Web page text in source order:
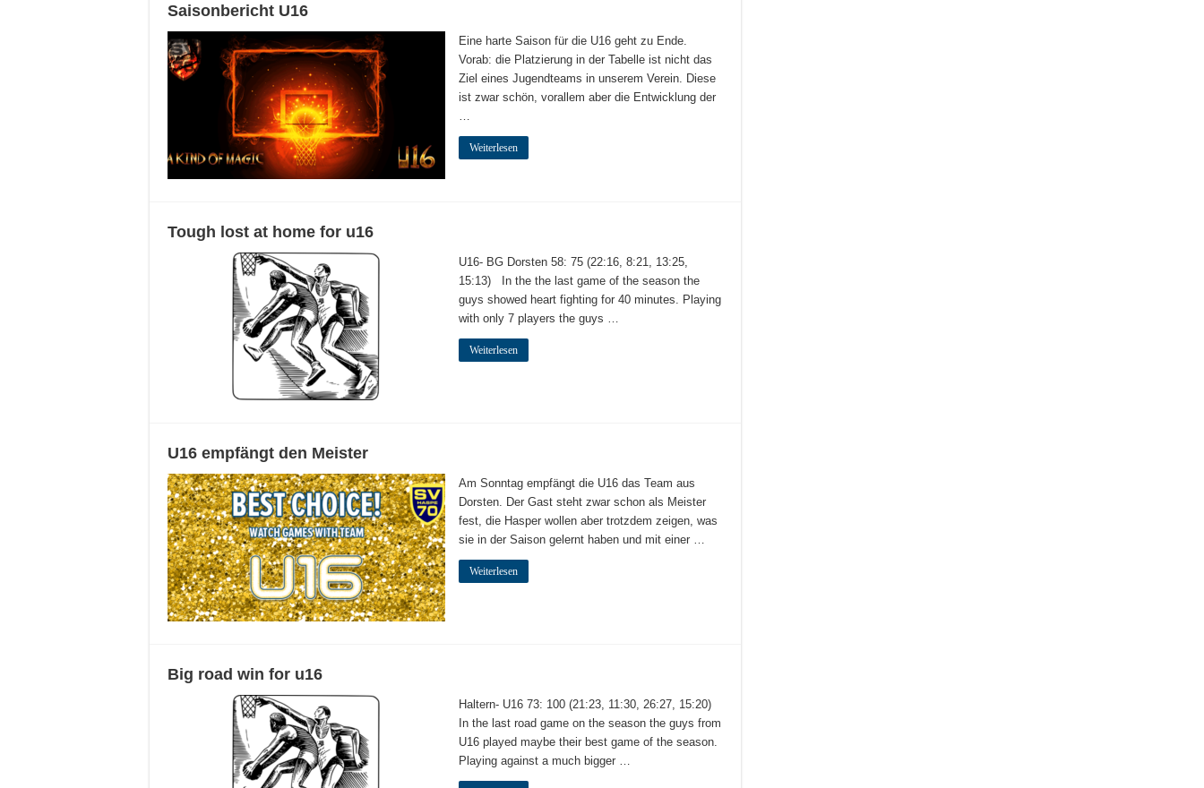
Saisonbericht U16
Eine harte Saison für die U16 geht zu Ende.
Vorab: die Platzierung in der Tabelle ist nicht das
Ziel eines Jugendteams in unserem Verein. Diese
ist zwar schön, vorallem aber die Entwicklung der
Weiterlesen
Tough lost at home for u16
U16- BG Dorsten 58: 75 (22:16, 8:21, 13:25,
15:13) In the the last game of the season the
guys showed heart fighting for 40 minutes. Playing
with only 7 players the guys …
Weiterlesen
U16 empfängt den Meister
Am Sonntag empfängt die U16 das Team aus
Dorsten. Der Gast steht zwar schon als Meister
fest, die Hasper wollen aber trotzdem zeigen, was
sie in der Saison gelernt haben und mit einer …
Weiterlesen
Big road win for u16
Haltern- U16 73: 100 (21:23, 11:30, 26:27, 15:20)
In the last road game on the season the guys from
U16 played maybe their best game of the season.
Playing against a much bigger …